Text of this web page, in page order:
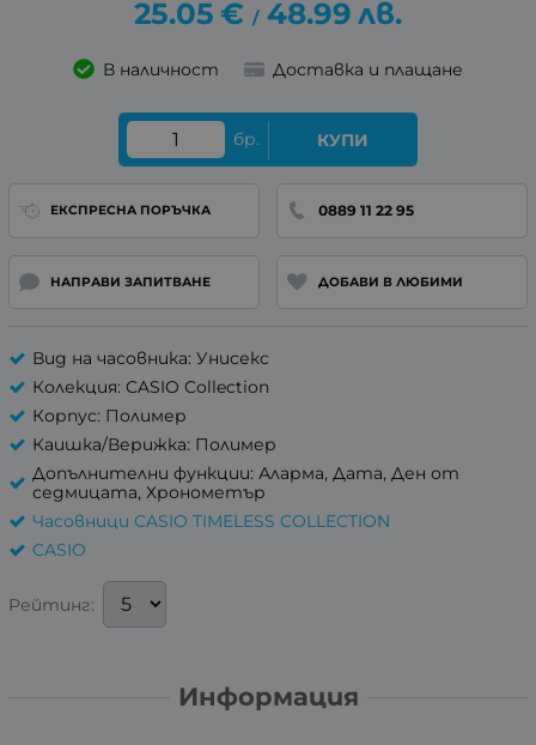
25.05 € / 48.99 лв.
В наличност Доставка и плащане
бр. КУПИ
ЕКСПРЕСНА ПОРЪЧКА 0889 11 22 95
НАПРАВИ ЗАПИТВАНЕ ДОБАВИ В ЛЮБИМИ
Вид на часовника: Унисекс
Колекция: CASIO Collection
Корпус: Полимер
Каишка/Верижка: Полимер
Допълнителни функции: Аларма, Дата, Ден от
седмицата, Хронометър
Часовници CASIO TIMELESS COLLECTION
CASIO
Рейтинг:
Информация